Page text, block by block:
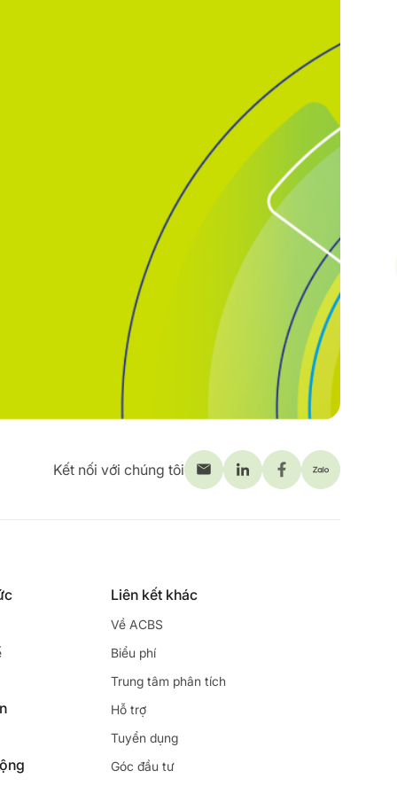
Kết nối với chúng tôi
Liên kết khác
Về ACBS
Biểu phí
Trung tâm phân tích
Hỗ trợ
Tuyển dụng
Góc đầu tư